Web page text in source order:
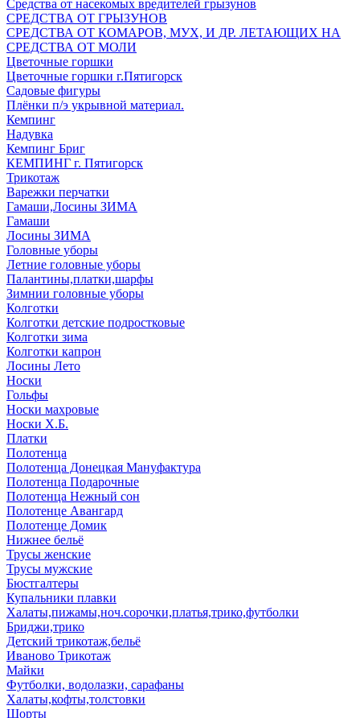
Средства от насекомых вредителей грызунов
СPEДСТВА ОТ ГРЫЗУНОВ
СРЕДСТВА ОТ КОМАРОВ, МУХ, И ДР. ЛЕТАЮЩИХ НА
СРЕДСТВА ОТ МОЛИ
Цветочные горшки
Цветочные горшки г.Пятигорск
Садовые фигуры
Плёнки п/э укрывной материал.
Кемпинг
Надувка
Кемпинг Бриг
КЕМПИНГ г. Пятигорск
Трикотаж
Варежки перчатки
Гамаши,Лосины ЗИМА
Гамаши
Лосины ЗИМА
Головные уборы
Летние головные уборы
Палантины,платки,шарфы
Зимнии головные уборы
Колготки
Колготки детские подростковые
Колготки зима
Колготки капрон
Лосины Лето
Носки
Гольфы
Носки махровые
Носки Х.Б.
Платки
Полотенца
Полотенца Донецкая Мануфактура
Полотенца Подарочные
Полотенца Нежный сон
Полотенце Авангард
Полотенце Домик
Нижнее бельё
Трусы женские
Трусы мужские
Бюстгалтеры
Купальники плавки
Халаты,пижамы,ноч.сорочки,платья,трико,футболки
Бриджи,трико
Детский трикотаж,бельё
Иваново Трикотаж
Майки
Футболки, водолазки, сарафаны
Халаты,кофты,толстовки
Шорты